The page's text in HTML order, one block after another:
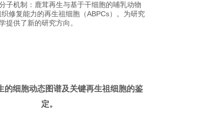
子机制：鹿茸再生与基于干细胞的哺乳动物
修复能力的再生祖细胞（ABPCs）。为研究
提供了新的研究方向。
的细胞动态图谱及关键再生祖细胞的鉴
定。